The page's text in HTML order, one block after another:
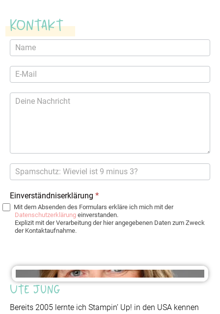
Kontakt
Kontaktformular
Einverständniserklärung *
Mit dem Absenden des Formulars erkläre ich mich mit der
Datenschutzerklärung einverstanden.
Explizit mit der Verarbeitung der hier angegebenen Daten zum Zweck
der Kontaktaufnahme.
Ute Jung
Bereits 2005 lernte ich Stampin’ Up! in den USA kennen